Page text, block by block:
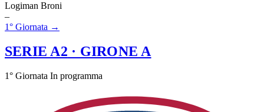
Logiman Broni
–
1° Giornata →
SERIE A2 · GIRONE A
1° Giornata In programma